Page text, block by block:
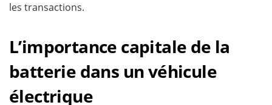
les transactions.
L’importance capitale de la
batterie dans un véhicule
électrique